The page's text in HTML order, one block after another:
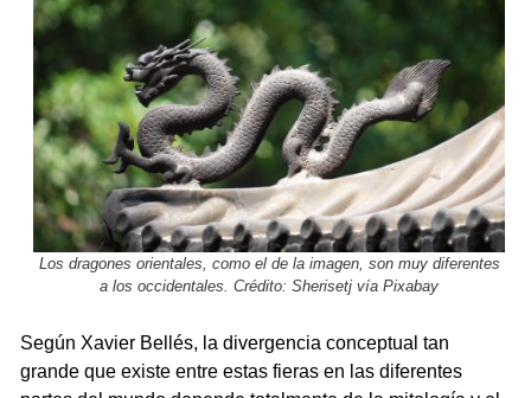
Los dragones orientales, como el de la imagen, son muy diferentes
a los occidentales. Crédito: Sherisetj vía Pixabay
Según Xavier Bellés, la divergencia conceptual tan
grande que existe entre estas fieras en las diferentes